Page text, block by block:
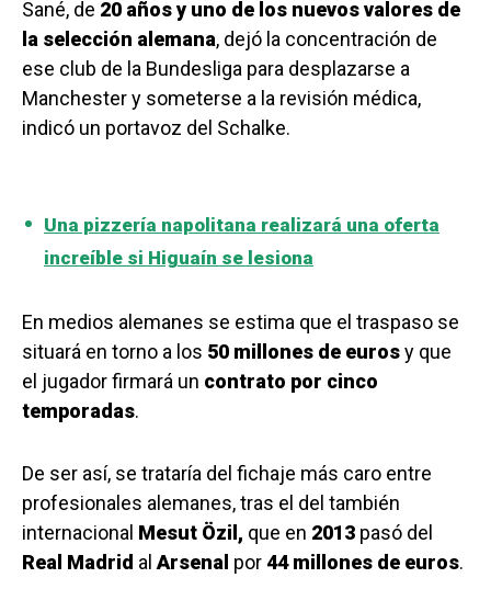
Sané, de 20 años y uno de los nuevos valores de
la selección alemana, dejó la concentración de
ese club de la Bundesliga para desplazarse a
Manchester y someterse a la revisión médica,
indicó un portavoz del Schalke.
Una pizzería napolitana realizará una oferta
increíble si Higuaín se lesiona
En medios alemanes se estima que el traspaso se
situará en torno a los 50 millones de eurosy que
el jugador firmará un contrato por cinco
temporadas.
De ser así, se trataría del fichaje más caro entre
profesionales alemanes, tras el del también
internacional Mesut Özil, que en 2013 pasó del
Real Madrid al Arsenal por 44 millones de euros.